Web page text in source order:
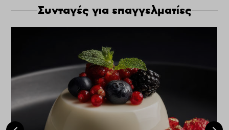
Συνταγές για επαγγελματίες